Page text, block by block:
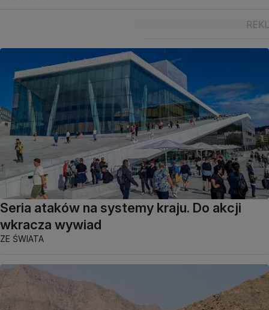
Seria ataków na systemy kraju. Do akcji
wkracza wywiad
ZE ŚWIATA